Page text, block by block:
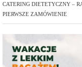
CATERING DIETETYCZNY –
PIERWSZE ZAMÓWIENIE